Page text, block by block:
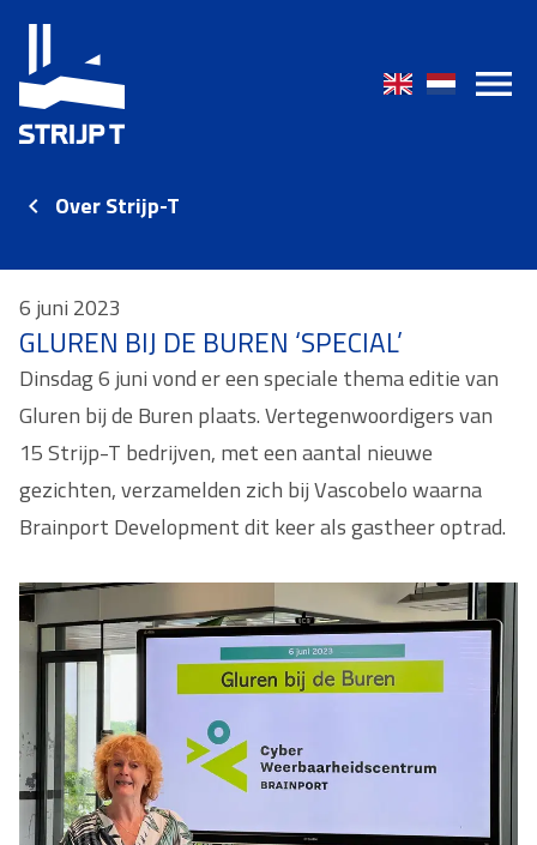
Over Strijp-T
6 juni 2023
GLUREN BIJ DE BUREN ‘SPECIAL’
Dinsdag 6 juni vond er een speciale thema editie van
Gluren bij de Buren plaats. Vertegenwoordigers van
15 Strijp-T bedrijven, met een aantal nieuwe
gezichten, verzamelden zich bij Vascobelo waarna
Brainport Development dit keer als gastheer optrad.